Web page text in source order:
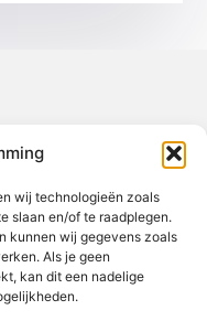
wij technologieën zoals
slaan en/of te raadplegen.
kunnen wij gegevens zoals
Als je geen
kan dit een nadelige
dagelijks leven.
artikelen die je helpen
praktische adviezen